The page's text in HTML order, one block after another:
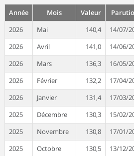
Année Mois Valeur
2026
Mai 140,4
14/07/
2026
Avril 141,0
14/06/
2026
Mars 136,3
16/05/
2026
Février 132,2
17/04/
2026
Janvier 131,4
17/03/
2025
Décembre 130,3
15/02/
2025
Novembre 130,8
17/01/
2025
Octobre 130,5
13/12/